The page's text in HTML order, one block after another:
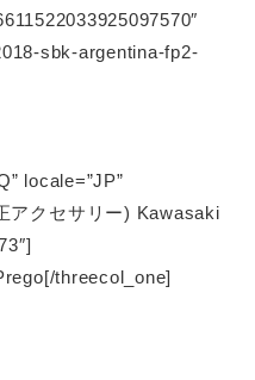
sbk-argentina-fp2-
locale=”JP”
アクセサリー) Kawasaki
threecol_one]